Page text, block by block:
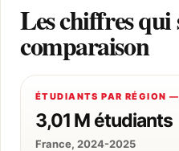
Les chiffres
comparaison
ÉTUDIANTS PAR RÉGION —
3,01 M étudiants
France, 2024-2025